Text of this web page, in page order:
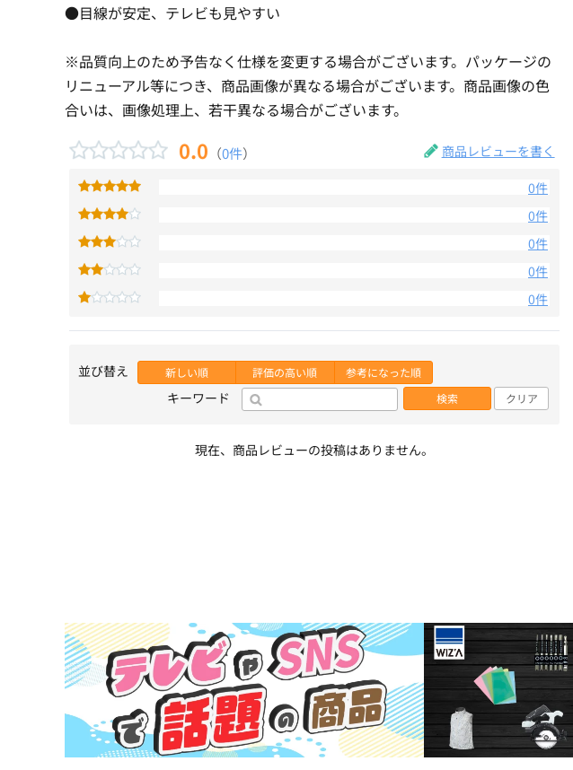
●目線が安定、テレビも見やすい
※品質向上のため予告なく仕様を変更する場合がございます。パッケージの
リニューアル等につき、商品画像が異なる場合がございます。商品画像の色
合いは、画像処理上、若干異なる場合がございます。
0.0 （0件） 商品レビューを書く
0件
0件
0件
0件
0件
並び替え 新しい順 評価の高い順 参考になった順
キーワード 検索 クリア
現在、商品レビューの投稿はありません。